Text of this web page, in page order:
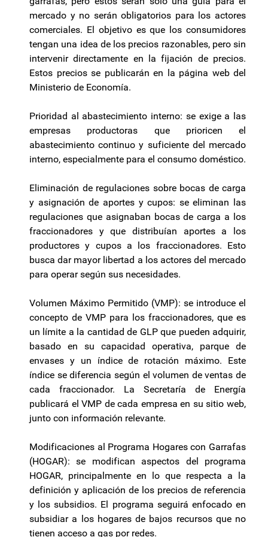
mercado y no serán obligatorios para los actores
comerciales. El objetivo es que los consumidores
tengan una idea de los precios razonables, pero sin
intervenir directamente en la fijación de precios.
Estos precios se publicarán en la página web del
Ministerio de Economía.
Prioridad al abastecimiento interno: se exige a las
empresas productoras que prioricen el
abastecimiento continuo y suficiente del mercado
interno, especialmente para el consumo doméstico.
Eliminación de regulaciones sobre bocas de carga
y asignación de aportes y cupos: se eliminan las
regulaciones que asignaban bocas de carga a los
fraccionadores y que distribuían aportes a los
productores y cupos a los fraccionadores. Esto
busca dar mayor libertad a los actores del mercado
para operar según sus necesidades.
Volumen Máximo Permitido (VMP): se introduce el
concepto de VMP para los fraccionadores, que es
un límite a la cantidad de GLP que pueden adquirir,
basado en su capacidad operativa, parque de
envases y un índice de rotación máximo. Este
índice se diferencia según el volumen de ventas de
cada fraccionador. La Secretaría de Energía
publicará el VMP de cada empresa en su sitio web,
junto con información relevante.
Modificaciones al Programa Hogares con Garrafas
(HOGAR): se modifican aspectos del programa
HOGAR, principalmente en lo que respecta a la
definición y aplicación de los precios de referencia
y los subsidios. El programa seguirá enfocado en
subsidiar a los hogares de bajos recursos que no
tienen acceso a gas por redes.